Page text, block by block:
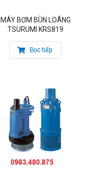
MÁY BƠM BÙN LOÃNG
TSURUMI KRS819
Đọc tiếp